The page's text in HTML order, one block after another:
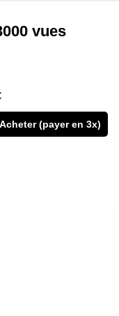
vues
Acheter (payer en 3x)